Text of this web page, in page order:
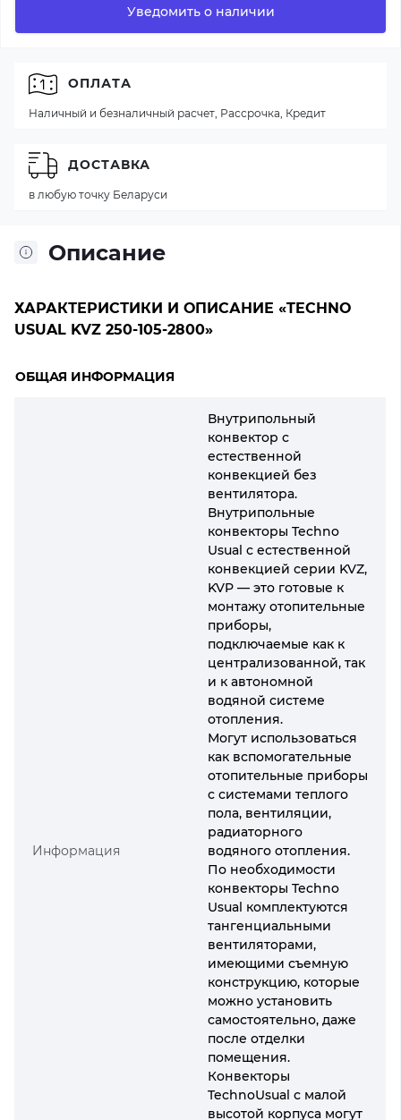
Уведомить о наличии
Описание
ХАРАКТЕРИСТИКИ И ОПИСАНИЕ «TECHNO
USUAL KVZ 250-105-2800»
ОБЩАЯ ИНФОРМАЦИЯ
Информация
Внутрипольный
конвектор с
естественной
конвекцией без
вентилятора.
Внутрипольные
конвекторы Techno
Usual с естественной
конвекцией серии KVZ,
KVP — это готовые к
монтажу отопительные
приборы,
подключаемые как к
централизованной, так
и к автономной
водяной системе
отопления.
Могут использоваться
как вспомогательные
отопительные приборы
с системами теплого
пола, вентиляции,
радиаторного
водяного отопления.
По необходимости
конвекторы Techno
Usual комплектуются
тангенциальными
вентиляторами,
имеющими съемную
конструкцию, которые
можно установить
самостоятельно, даже
после отделки
помещения.
Конвекторы
TechnoUsual с малой
высотой корпуса могут
ОПЛАТА
Наличный и безналичный расчет, Рассрочка, Кредит
ДОСТАВКА
в любую точку Беларуси